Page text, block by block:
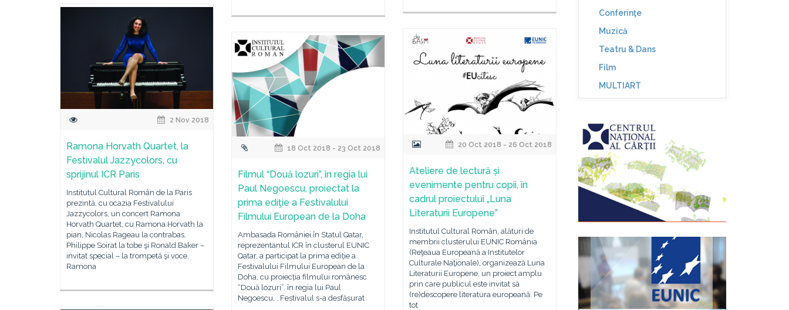
2 Nov 2018
Ramona Horvath Quartet, la
Festivalul Jazzycolors, cu
sprijinul ICR Paris
Institutul Cultural Român de la Paris
prezintă, cu ocazia Festivalului
Jazzycolors, un concert Ramona
Horvath Quartet, cu Ramona Horvath la
pian, Nicolas Rageau la contrabas,
Philippe Soirat la tobe şi Ronald Baker –
invitat special – la trompetă şi voce.
Ramona
20 Oct 2018 - 26 Oct 2018
Ateliere de lectură și
evenimente pentru copii, în
cadrul proiectului „Luna
Literaturii Europene”
Institutul Cultural Român, alături de
membrii clusterului EUNIC România
(Reţeaua Europeană a Institutelor
Culturale Naţionale), organizează Luna
Literaturii Europene, un proiect amplu
prin care publicul este invitat să
(re)descopere literatura europeană. Pe
tot
18 Oct 2018 - 23 Oct 2018
Filmul “Două lozuri”, în regia lui
Paul Negoescu, proiectat la
prima ediţie a Festivalului
Filmului European de la Doha
Ambasada României în Statul Qatar,
reprezentantul ICR în clusterul EUNIC
Qatar, a participat la prima ediție a
Festivalului Filmului European de la
Doha, cu proiecția filmului românesc
“Două lozuri”, în regia lui Paul
Negoescu, . Festivalul s-a desfășurat
Conferinţe
Muzică
Teatru & Dans
Film
MULTIART